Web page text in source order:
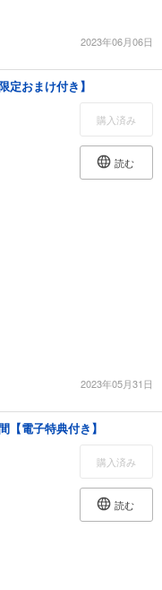
2023年06月06日
定おまけ付き】
購入済み
読む
2023年05月31日
【電子特典付き】
購入済み
読む